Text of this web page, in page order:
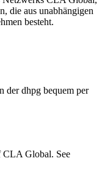
die aus unabhängigen
besteht.
der dhpg bequem per
CLA Global. See